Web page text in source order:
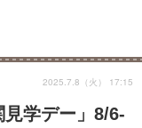
見学デー」8/6-
2025.7.8（火） 17:15